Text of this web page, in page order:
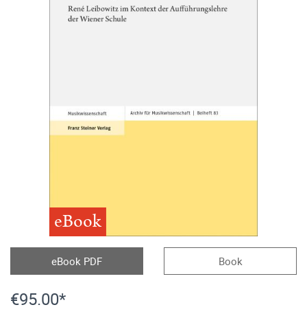
eBook
eBook PDF Book
€95.00*